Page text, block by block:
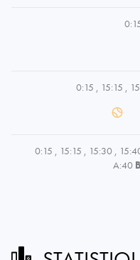
0:15 , 15:15 ,
0:15 , 15:15 , 15:30 ,
A:40